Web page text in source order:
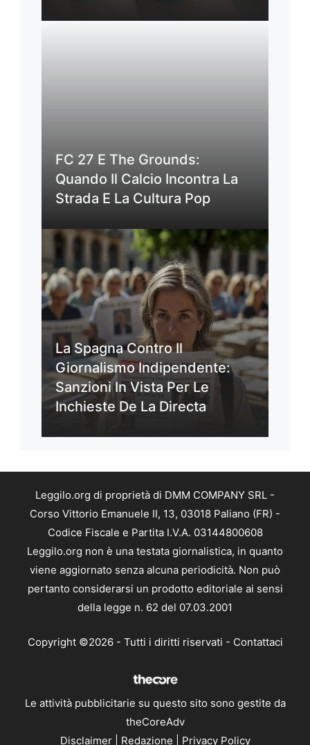
FC 27 E The Grounds:
Quando Il Calcio Incontra La
Strada E La Cultura Pop
La Spagna Contro Il
Giornalismo Indipendente:
Sanzioni In Vista Per Le
Inchieste De La Directa
Leggilo.org di proprietà di DMM COMPANY SRL -
Corso Vittorio Emanuele II, 13, 03018 Paliano (FR) -
Codice Fiscale e Partita I.V.A. 03144800608
Leggilo.org non è una testata giornalistica, in quanto
viene aggiornato senza alcuna periodicità. Non può
pertanto considerarsi un prodotto editoriale ai sensi
della legge n. 62 del 07.03.2001
Copyright ©2026 - Tutti i diritti riservati - Contattaci
Le attività pubblicitarie su questo sito sono gestite da
theCoreAdv
Disclaimer| Redazione Privacy Policy